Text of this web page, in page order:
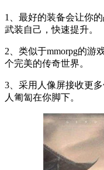
1、最好的装备会让你
武装自己，快速提升。
2、类似于mmorpg的游
个完美的传奇世界。
3、采用人像屏接收更
人匍匐在你脚下。